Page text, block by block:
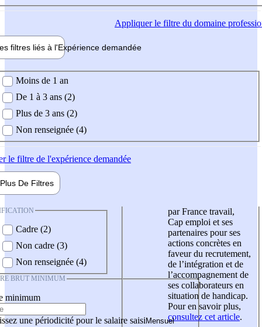
Appliquerle filtre du domaine
filtres liés à l'Expérience demandée
demandée
Moins de 1 an
De 1 à 3 ans (2)
Plus de 3 ans (2)
Non renseignée (4)
le filtre de l'expérience demandée
Plus De Filtres
Cadre (2)
Non cadre (3)
Non renseignée (4)
BRUT MINIMUM
minimum
une périodicité pour le salaire saisi
par France travail,
Cap emploi et ses
partenaires pour ses
actions concrètes en
faveur du recrutement,
de l’intégration et de
l’accompagnement de
ses collaborateurs en
situation de handicap.
Pour en savoir plus,
consultez cet article.